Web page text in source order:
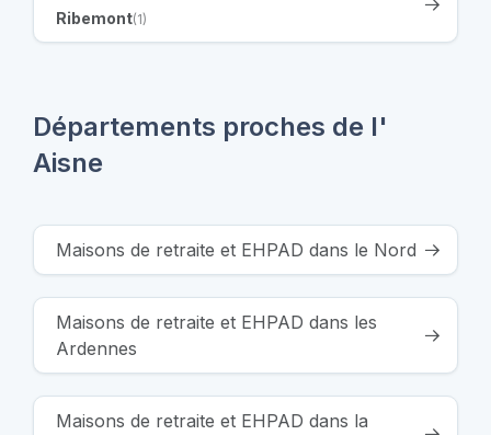
Ribemont(1)
Départements proches de l'
Aisne
Maisons de retraite et EHPAD dans le Nord
Maisons de retraite et EHPAD dans les
Ardennes
Maisons de retraite et EHPAD dans la